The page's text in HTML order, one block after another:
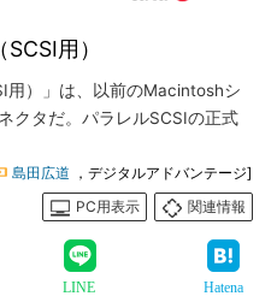
用）
用）」は、以前のMacintoshシ
クタだ。パラレルSCSIの正式
島田広道 ，デジタルアドバンテージ]
PC用表示
関連情報
LINE Hatena